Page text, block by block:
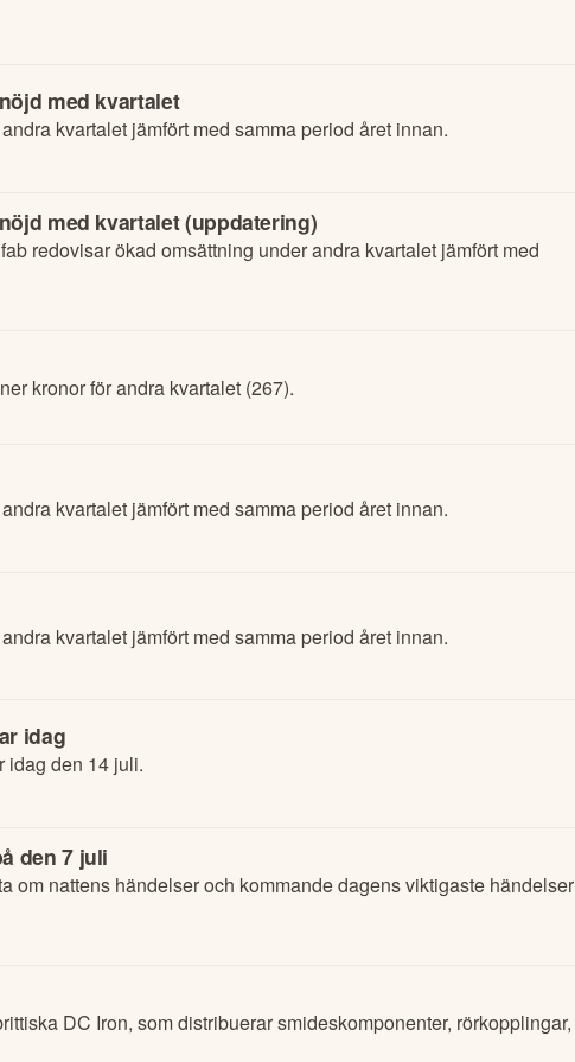
med kvartalet
kvartalet jämfört med samma period året innan.
med kvartalet (uppdatering)
redovisar ökad omsättning under andra kvartalet jämfört med
kronor för andra kvartalet (267).
kvartalet jämfört med samma period året innan.
kvartalet jämfört med samma period året innan.
idag
idag den 14 juli.
den 7 juli
om nattens händelser och kommande dagens viktigaste händelser
DC Iron, som distribuerar smideskomponenter, rörkopplingar,